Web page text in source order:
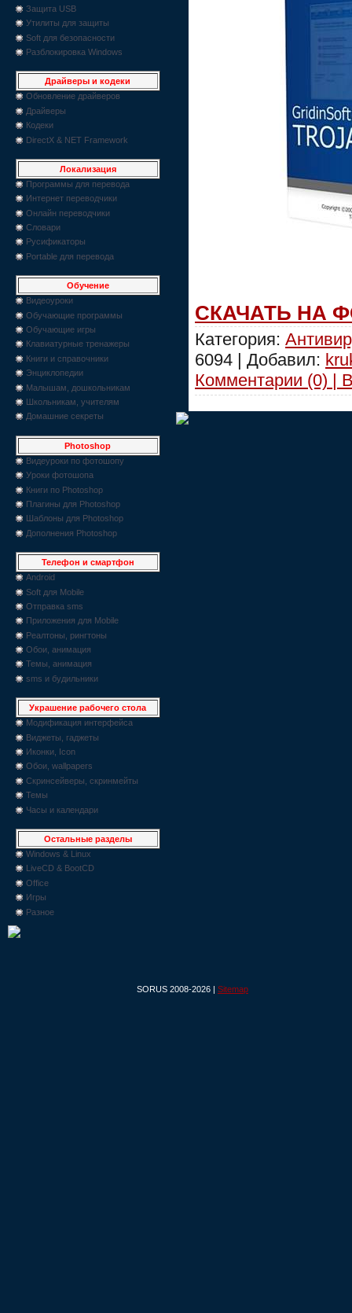
Защита USB
Утилиты для защиты
Soft для безопасности
Разблокировка Windows
Драйверы и кодеки
Обновление драйверов
Драйверы
Кодеки
DirectX & NET Framework
Локализация
Программы для перевода
Интернет переводчики
Онлайн переводчики
Словари
Русификаторы
Portable для перевода
Обучение
Видеоуроки
Обучающие программы
Обучающие игры
Клавиатурные тренажеры
Книги и справочники
Энциклопедии
Малышам, дошкольникам
Школьникам, учителям
Домашние секреты
Photoshop
Видеуроки по фотошопу
Уроки фотошопа
Книги по Photoshop
Плагины для Photoshop
Шаблоны для Photoshop
Дополнения Photoshop
Телефон и смартфон
Android
Soft для Mobile
Отправка sms
Приложения для Mobile
Реалтоны, рингтоны
Обои, анимация
Темы, анимация
sms и будильники
Украшение рабочего стола
Модификация интерфейса
Виджеты, гаджеты
Иконки, Icon
Обои, wallpapers
Скринсейверы, скринмейты
Темы
Часы и календари
Остальные разделы
Windows & Linux
LiveCD & BootCD
Office
Игры
Разное
СКАЧАТЬ НА
Категория:
6094 | Добавил:
Комментарии (0) |
SORUS 2008-2026 | Sitemap